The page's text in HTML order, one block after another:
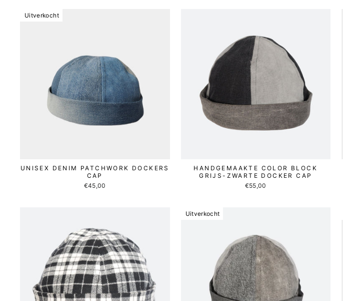
Uitverkocht
UNISEX DENIM PATCHWORK DOCKERS
CAP
€45,00
HANDGEMAAKTE COLOR BLOCK
GRIJS-ZWARTE DOCKER CAP
€55,00
Uitverkocht